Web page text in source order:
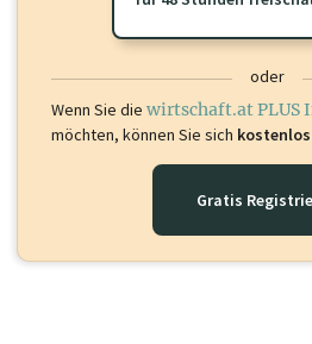
oder
Wenn Sie die wirtschaft.at PLUS
möchten, können Sie sich kostenlos
Gratis